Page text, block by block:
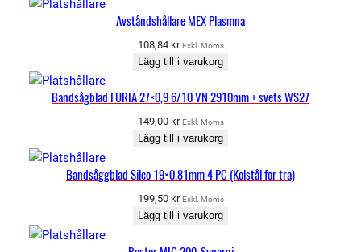
Avståndshållare MEX Plasmna
108,84 kr Exkl. Moms
Lägg till i varukorg
Bandsågblad FURIA 27×0,9 6/10 VN 2910mm + svets WS27
149,00 kr Exkl. Moms
Lägg till i varukorg
Bandsåggblad Silco 19×0.81mm 4 PC (Kolstål för trä)
199,50 kr Exkl. Moms
Lägg till i varukorg